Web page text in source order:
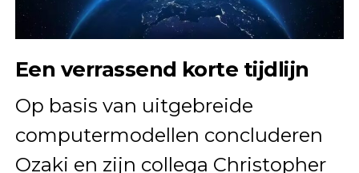
Een verrassend korte tijdlijn
Op basis van uitgebreide
computermodellen concluderen
Ozaki en zijn collega Christopher